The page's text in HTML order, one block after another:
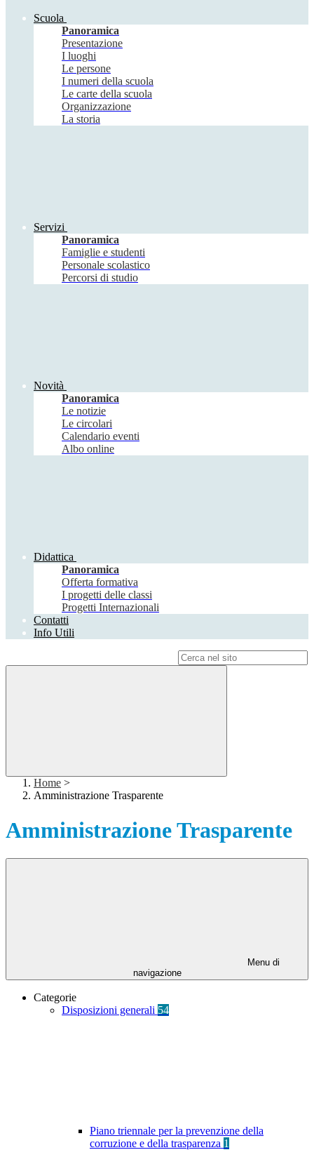
Scuola
Panoramica
Presentazione
I luoghi
Le persone
I numeri della scuola
Le carte della scuola
Organizzazione
La storia
Servizi
Panoramica
Famiglie e studenti
Personale scolastico
Percorsi di studio
Novità
Panoramica
Le notizie
Le circolari
Calendario eventi
Albo online
Didattica
Panoramica
Offerta formativa
I progetti delle classi
Progetti Internazionali
Contatti
Info Utili
Home >
Amministrazione Trasparente
Amministrazione Trasparente
Menu di
navigazione
Categorie
Disposizioni generali 54
Piano triennale per la prevenzione della
corruzione e della trasparenza 1